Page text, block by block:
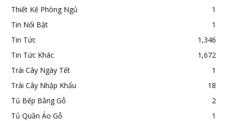
Thiết Kế Phòng Ngủ
1
Tin Nổi Bật
1
Tin Tức
1,346
Tin Tức Khác
1,672
Trái Cây Ngày Tết
1
Trái Cây Nhập Khẩu
18
Tủ Bếp Bằng Gỗ
2
Tủ Quần Áo Gỗ
1